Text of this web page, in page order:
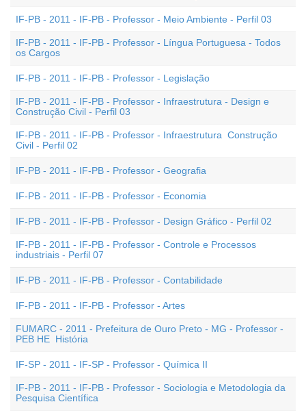
IF-PB - 2011 - IF-PB - Professor - Meio Ambiente - Perfil 03
IF-PB - 2011 - IF-PB - Professor - Língua Portuguesa - Todos
os Cargos
IF-PB - 2011 - IF-PB - Professor - Legislação
IF-PB - 2011 - IF-PB - Professor - Infraestrutura - Design e
Construção Civil - Perfil 03
IF-PB - 2011 - IF-PB - Professor - Infraestrutura  Construção
Civil - Perfil 02
IF-PB - 2011 - IF-PB - Professor - Geografia
IF-PB - 2011 - IF-PB - Professor - Economia
IF-PB - 2011 - IF-PB - Professor - Design Gráfico - Perfil 02
IF-PB - 2011 - IF-PB - Professor - Controle e Processos
industriais - Perfil 07
IF-PB - 2011 - IF-PB - Professor - Contabilidade
IF-PB - 2011 - IF-PB - Professor - Artes
FUMARC - 2011 - Prefeitura de Ouro Preto - MG - Professor -
PEB HE  História
IF-SP - 2011 - IF-SP - Professor - Química II
IF-PB - 2011 - IF-PB - Professor - Sociologia e Metodologia da
Pesquisa Científica